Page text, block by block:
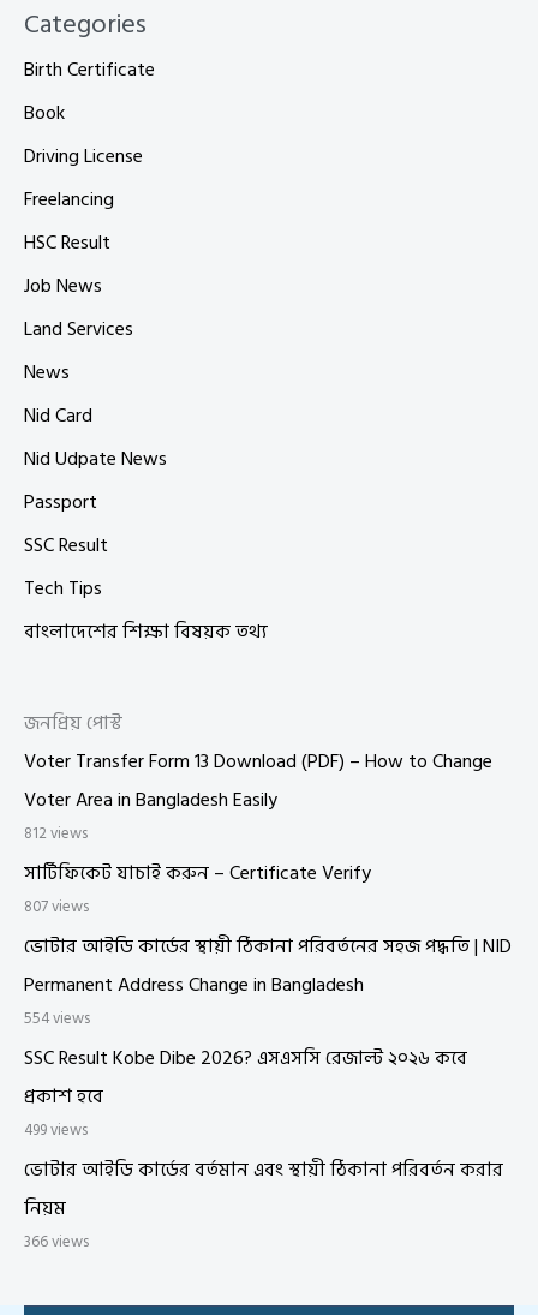
Categories
Birth Certificate
Book
Driving License
Freelancing
HSC Result
Job News
Land Services
News
Nid Card
Nid Udpate News
Passport
SSC Result
Tech Tips
বাংলাদেশের শিক্ষা বিষয়ক তথ্য
জনপ্রিয় পোস্ট
Voter Transfer Form 13 Download (PDF) – How to Change
Voter Area in Bangladesh Easily
812 views
সার্টিফিকেট যাচাই করুন – Certificate Verify
807 views
ভোটার আইডি কার্ডের স্থায়ী ঠিকানা পরিবর্তনের সহজ পদ্ধতি | NID
Permanent Address Change in Bangladesh
554 views
SSC Result Kobe Dibe 2026? এসএসসি রেজাল্ট ২০২৬ কবে
প্রকাশ হবে
499 views
ভোটার আইডি কার্ডের বর্তমান এবং স্থায়ী ঠিকানা পরিবর্তন করার
নিয়ম
366 views